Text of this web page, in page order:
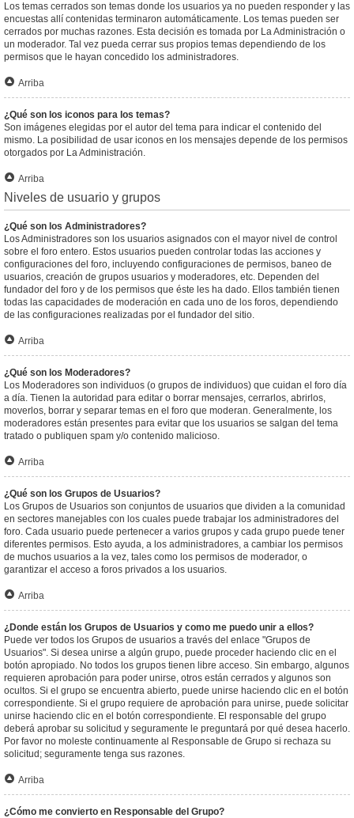
Los temas cerrados son temas donde los usuarios ya no pueden responder y las
encuestas allí contenidas terminaron automáticamente. Los temas pueden ser
cerrados por muchas razones. Esta decisión es tomada por La Administración o
un moderador. Tal vez pueda cerrar sus propios temas dependiendo de los
permisos que le hayan concedido los administradores.
Arriba
¿Qué son los iconos para los temas?
Son imágenes elegidas por el autor del tema para indicar el contenido del
mismo. La posibilidad de usar iconos en los mensajes depende de los permisos
otorgados por La Administración.
Arriba
Niveles de usuario y grupos
¿Qué son los Administradores?
Los Administradores son los usuarios asignados con el mayor nivel de control
sobre el foro entero. Estos usuarios pueden controlar todas las acciones y
configuraciones del foro, incluyendo configuraciones de permisos, baneo de
usuarios, creación de grupos usuarios y moderadores, etc. Dependen del
fundador del foro y de los permisos que éste les ha dado. Ellos también tienen
todas las capacidades de moderación en cada uno de los foros, dependiendo
de las configuraciones realizadas por el fundador del sitio.
Arriba
¿Qué son los Moderadores?
Los Moderadores son individuos (o grupos de individuos) que cuidan el foro día
a día. Tienen la autoridad para editar o borrar mensajes, cerrarlos, abrirlos,
moverlos, borrar y separar temas en el foro que moderan. Generalmente, los
moderadores están presentes para evitar que los usuarios se salgan del tema
tratado o publiquen spam y/o contenido malicioso.
Arriba
¿Qué son los Grupos de Usuarios?
Los Grupos de Usuarios son conjuntos de usuarios que dividen a la comunidad
en sectores manejables con los cuales puede trabajar los administradores del
foro. Cada usuario puede pertenecer a varios grupos y cada grupo puede tener
diferentes permisos. Esto ayuda, a los administradores, a cambiar los permisos
de muchos usuarios a la vez, tales como los permisos de moderador, o
garantizar el acceso a foros privados a los usuarios.
Arriba
¿Donde están los Grupos de Usuarios y como me puedo unir a ellos?
Puede ver todos los Grupos de usuarios a través del enlace "Grupos de
Usuarios". Si desea unirse a algún grupo, puede proceder haciendo clic en el
botón apropiado. No todos los grupos tienen libre acceso. Sin embargo, algunos
requieren aprobación para poder unirse, otros están cerrados y algunos son
ocultos. Si el grupo se encuentra abierto, puede unirse haciendo clic en el botón
correspondiente. Si el grupo requiere de aprobación para unirse, puede solicitar
unirse haciendo clic en el botón correspondiente. El responsable del grupo
deberá aprobar su solicitud y seguramente le preguntará por qué desea hacerlo.
Por favor no moleste continuamente al Responsable de Grupo si rechaza su
solicitud; seguramente tenga sus razones.
Arriba
¿Cómo me convierto en Responsable del Grupo?